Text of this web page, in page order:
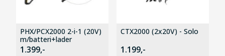
PHX/PCX2000 2-i-1 (20V)
m/batteri+lader
1.399,-
CTX2000 (2x20V) - Solo
1.199,-